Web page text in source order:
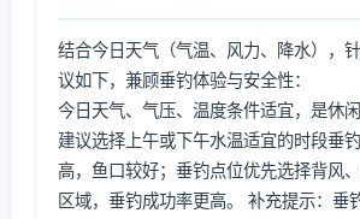
结合今日天气（气温、风力、降水），
议如下，兼顾垂钓体验与安全性：
今日天气、气压、温度条件适宜，是休闲
建议选择上午或下午水温适宜的时段垂
高，鱼口较好；垂钓点位优先选择背风
区域，垂钓成功率更高。 补充提示：垂